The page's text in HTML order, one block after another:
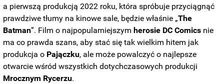
a pierwszą produkcją 2022 roku, która spróbuje przyciągnąć
prawdziwe tłumy na kinowe sale, będzie właśnie „The
Batman”. Film o najpopularniejszym herosie DC Comics nie
ma co prawda szans, aby stać się tak wielkim hitem jak
produkcja o Pajączku, ale może powalczyć o najlepsze
otwarcie wśród wszystkich dotychczasowych produkcji
Mrocznym Rycerzu.